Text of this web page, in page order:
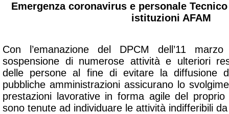
Emergenza coronavirus e personale
istituzioni AFAM
Con l’emanazione del DPCM dell’11
sospensione di numerose attività e ulteriori
delle persone al fine di evitare la diffusione
pubbliche amministrazioni assicurano lo
prestazioni lavorative in forma agile del
sono tenute ad individuare le attività indifferibili